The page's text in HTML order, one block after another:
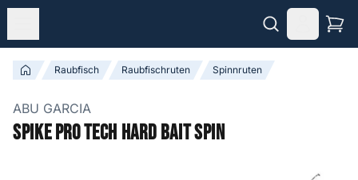
Raubfisch Raubfischruten Spinnruten
ABU GARCIA
Spike Pro Tech Hard Bait Spin